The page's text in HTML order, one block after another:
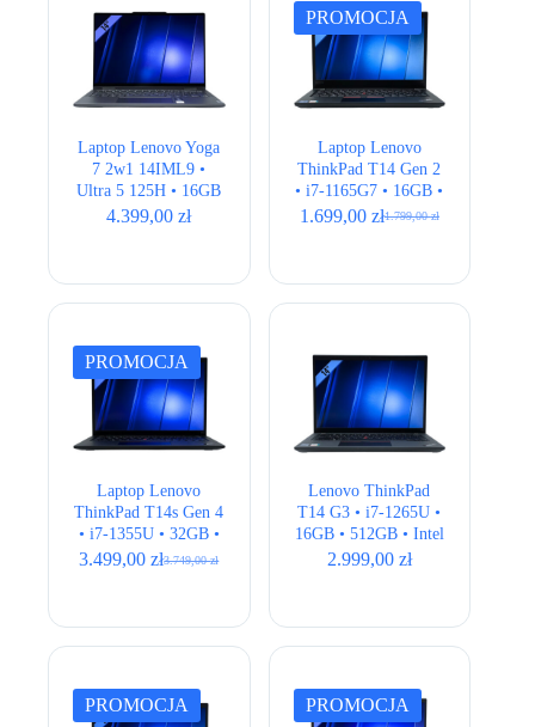
Laptop Lenovo Yoga
7 2w1 14IML9 •
Ultra 5 125H • 16GB
• 512GB • Intel Arc
4.399,00zł
PROMOCJA
Laptop Lenovo
ThinkPad T14 Gen 2
• i7-1165G7 • 16GB •
256GB • Intel Iris Xe
1.799,00zł
Pierwotna
1.799,00 zł.
1.699,00 zł
Aktualna
1.699,00 zł.
PROMOCJA
Laptop Lenovo
ThinkPad T14s Gen 4
• i7-1355U • 32GB •
512GB • Intel Iris Xe
3.749,00zł
Pierwotna
3.749,00 zł.
3.499,00zł
Aktualna
3.499,00 zł.
Lenovo ThinkPad
T14 G3 • i7-1265U •
16GB • 512GB • Intel
UHD • 14,1″
2.999,00 zł
PROMOCJA PROMOCJA